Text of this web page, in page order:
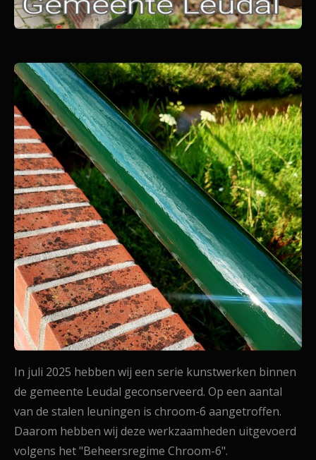
In juli 2025 hebben wij een serie kunstwerken binnen
de gemeente Leudal geconserveerd. Op een aantal
van de stalen leuningen is chroom-6 aangetroffen.
Daarom hebben wij deze werkzaamheden uitgevoerd
volgens het "Beheersregime Chroom-6".